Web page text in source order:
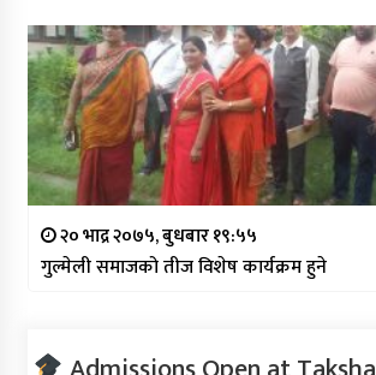
२० भाद्र २०७५, बुधबार १९:५५
गुल्मेली समाजको तीज विशेष कार्यक्रम हुने